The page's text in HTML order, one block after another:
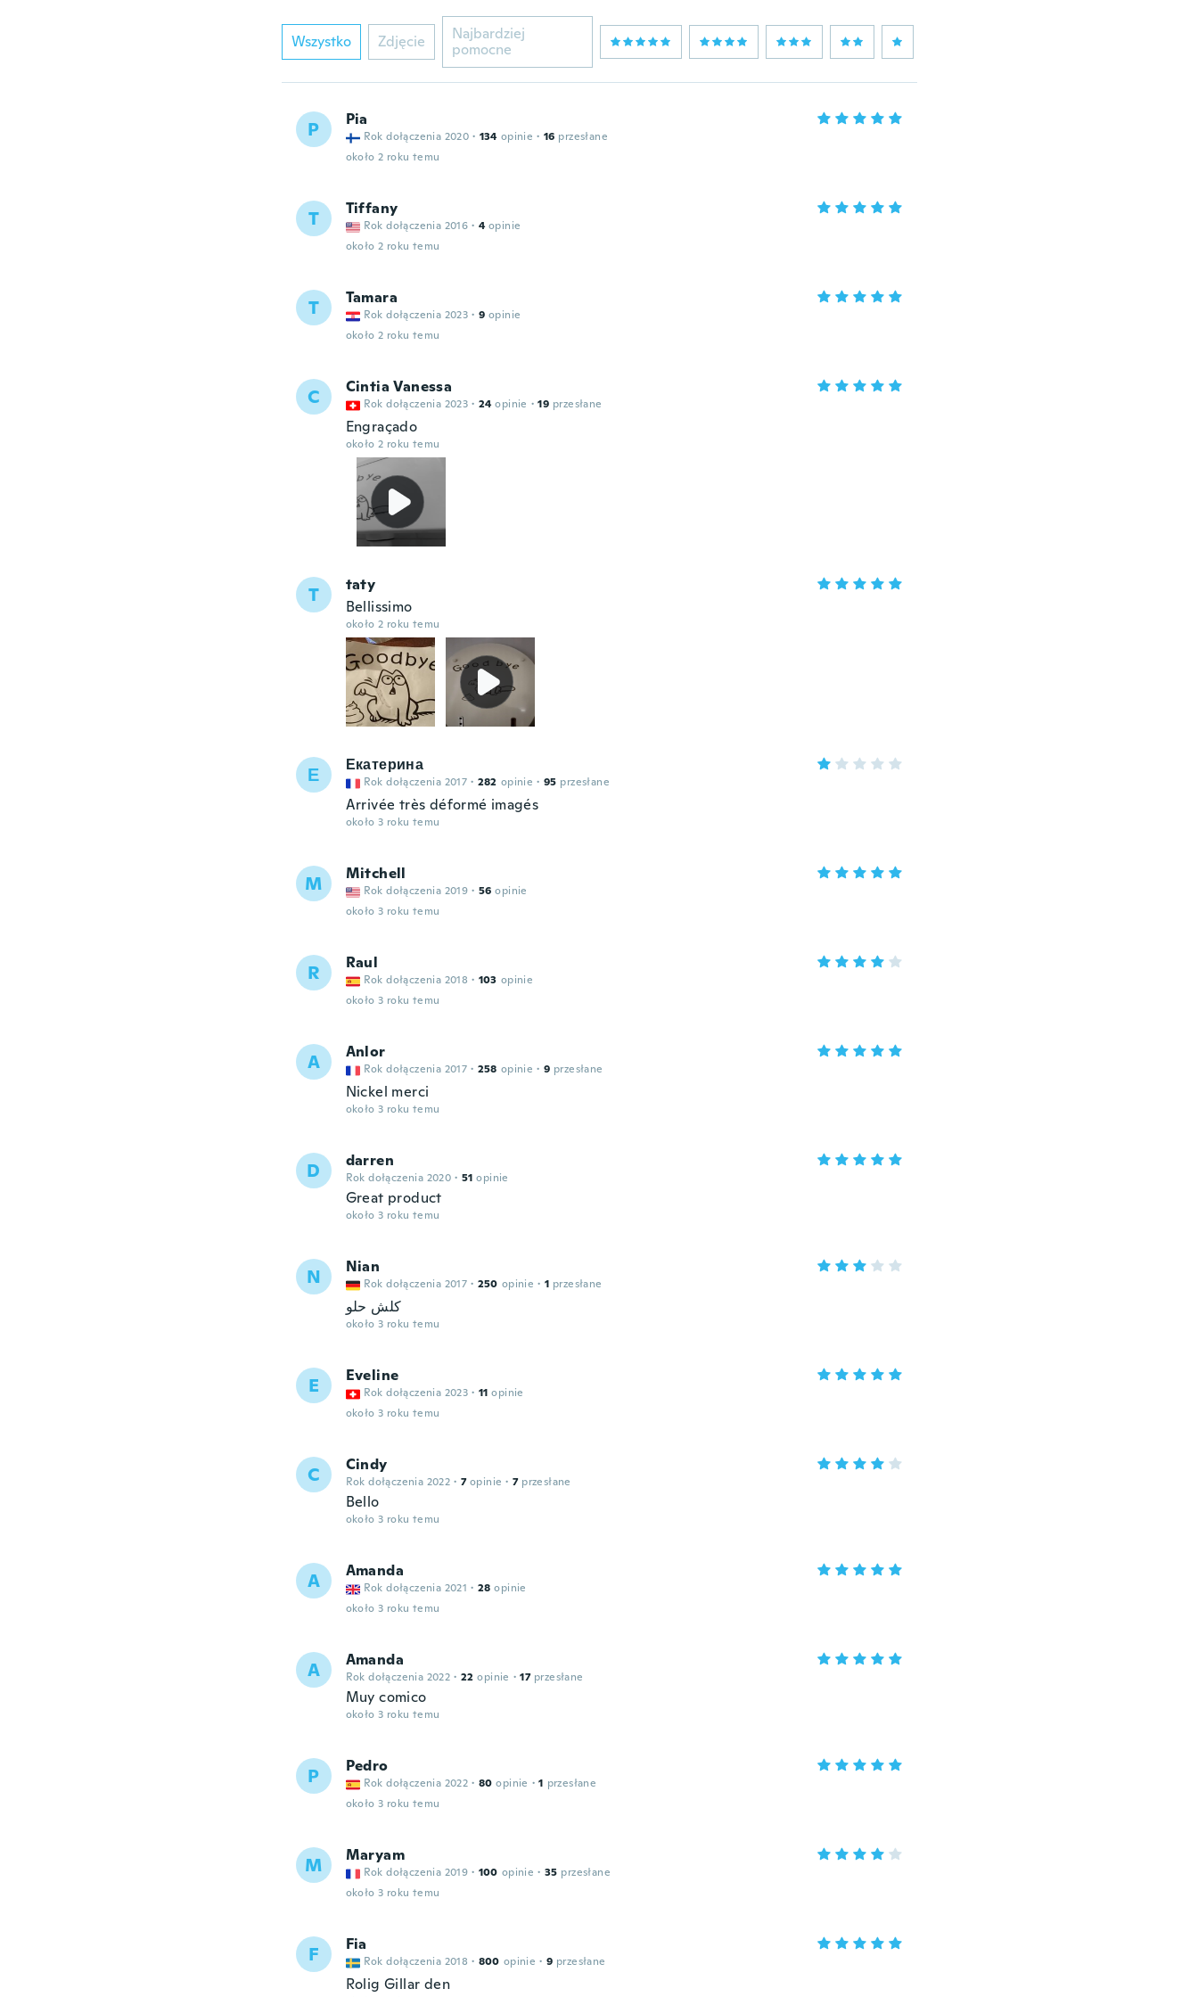
Wszystko Zdjęcie
Najbardziej
pomocne
P Pia
Rok dołączenia 2020 · 134 opinie · 16 przesłane
około 2 roku temu
T Tiffany
Rok dołączenia 2016 · 4 opinie
około 2 roku temu
T Tamara
Rok dołączenia 2023 · 9 opinie
około 2 roku temu
C Cintia Vanessa
Rok dołączenia 2023 · 24 opinie · 19 przesłane
Engraçado
około 2 roku temu
T
taty
Bellissimo
około 2 roku temu
Е Екатерина
Rok dołączenia 2017 · 282 opinie · 95 przesłane
Arrivée très déformé imagés
około 3 roku temu
M Mitchell
Rok dołączenia 2019 · 56 opinie
około 3 roku temu
R Raul
Rok dołączenia 2018 · 103 opinie
około 3 roku temu
A Anlor
Rok dołączenia 2017 · 258 opinie · 9 przesłane
Nickel merci
około 3 roku temu
D darren
Rok dołączenia 2020 · 51 opinie
Great product
około 3 roku temu
N Nian
Rok dołączenia 2017 · 250 opinie · 1 przesłane
كلش حلو
około 3 roku temu
E Eveline
Rok dołączenia 2023 · 11 opinie
około 3 roku temu
C Cindy
Rok dołączenia 2022 · 7 opinie · 7 przesłane
Bello
około 3 roku temu
A Amanda
Rok dołączenia 2021 · 28 opinie
około 3 roku temu
A Amanda
Rok dołączenia 2022 · 22 opinie · 17 przesłane
Muy comico
około 3 roku temu
P Pedro
Rok dołączenia 2022 · 80 opinie · 1 przesłane
około 3 roku temu
M Maryam
Rok dołączenia 2019 · 100 opinie · 35 przesłane
około 3 roku temu
F Fia
Rok dołączenia 2018 · 800 opinie · 9 przesłane
Rolig Gillar den